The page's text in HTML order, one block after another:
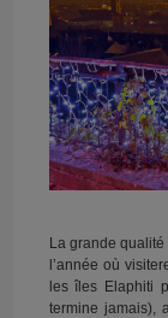
La grande
l’année où
les îles Elaphiti
termine jamais),